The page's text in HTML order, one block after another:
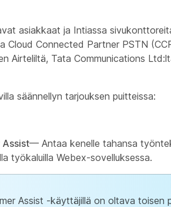
asiakkaat ja Intiassa
Connected Partner PSTN
Airteliltä, Tata Communications
säännellyn tarjouksen puitteissa:
Assist— Antaa kenelle tahansa
työkaluilla Webex-sovelluksessa.
Assist -käyttäjillä on oltava toisen